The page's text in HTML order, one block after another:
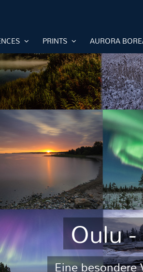
PRINTS AURORA
Oulu
Eine